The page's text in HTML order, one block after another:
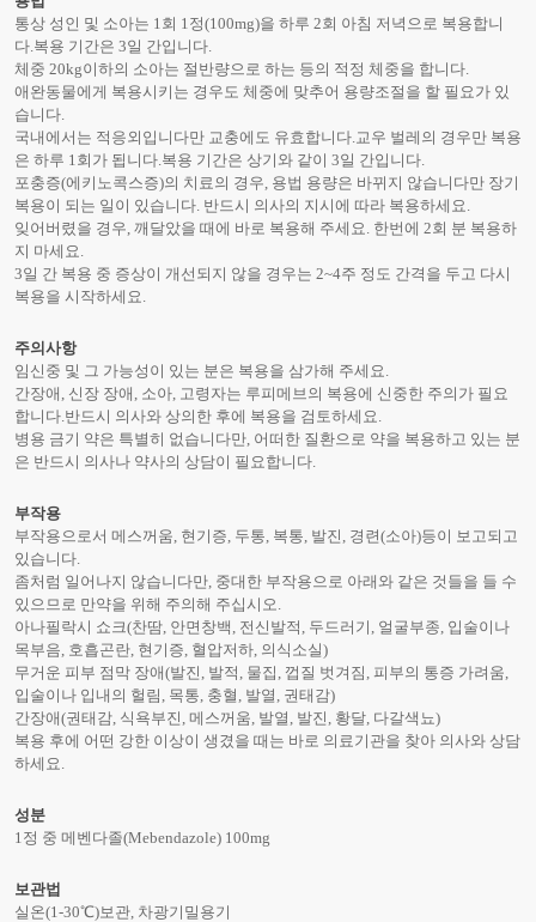
통상 성인 및 소아는 1회 1정(100mg)을 하루 2회 아침 저녁으로 복용합니
다.복용 기간은 3일 간입니다.
체중 20kg이하의 소아는 절반량으로 하는 등의 적정 체중을 합니다.
애완동물에게 복용시키는 경우도 체중에 맞추어 용량조절을 할 필요가 있
습니다.
국내에서는 적응외입니다만 교충에도 유효합니다.교우 벌레의 경우만 복용
은 하루 1회가 됩니다.복용 기간은 상기와 같이 3일 간입니다.
포충증(에키노콕스증)의 치료의 경우, 용법 용량은 바뀌지 않습니다만 장기
복용이 되는 일이 있습니다. 반드시 의사의 지시에 따라 복용하세요.
잊어버렸을 경우, 깨달았을 때에 바로 복용해 주세요. 한번에 2회 분 복용하
지 마세요.
3일 간 복용 중 증상이 개선되지 않을 경우는 2~4주 정도 간격을 두고 다시
복용을 시작하세요.
주의사항
임신중 및 그 가능성이 있는 분은 복용을 삼가해 주세요.
간장애, 신장 장애, 소아, 고령자는 루피메브의 복용에 신중한 주의가 필요
합니다.반드시 의사와 상의한 후에 복용을 검토하세요.
병용 금기 약은 특별히 없습니다만, 어떠한 질환으로 약을 복용하고 있는 분
은 반드시 의사나 약사의 상담이 필요합니다.
부작용
부작용으로서 메스꺼움, 현기증, 두통, 복통, 발진, 경련(소아)등이 보고되고
있습니다.
좀처럼 일어나지 않습니다만, 중대한 부작용으로 아래와 같은 것들을 들 수
있으므로 만약을 위해 주의해 주십시오.
아나필락시 쇼크(찬땀, 안면창백, 전신발적, 두드러기, 얼굴부종, 입술이나
목부음, 호흡곤란, 현기증, 혈압저하, 의식소실)
무거운 피부 점막 장애(발진, 발적, 물집, 껍질 벗겨짐, 피부의 통증 가려움,
입술이나 입내의 헐림, 목통, 충혈, 발열, 권태감)
간장애(권태감, 식욕부진, 메스꺼움, 발열, 발진, 황달, 다갈색뇨)
복용 후에 어떤 강한 이상이 생겼을 때는 바로 의료기관을 찾아 의사와 상담
하세요.
성분
1정 중 메벤다졸(Mebendazole) 100mg
보관법
실온(1-30℃)보관, 차광기밀용기